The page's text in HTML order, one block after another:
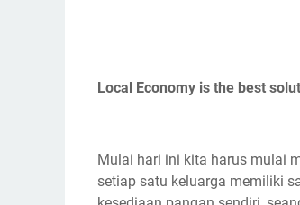
Local Economy is the best
Mulai hari ini kita harus mulai
setiap satu keluarga memiliki